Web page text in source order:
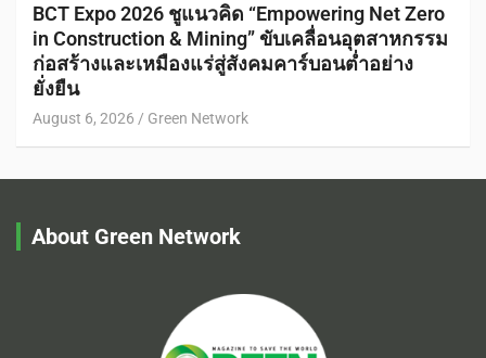
BCT Expo 2026 ชูแนวคิด “Empowering Net Zero
in Construction & Mining” ขับเคลื่อนอุตสาหกรรม
ก่อสร้างและเหมืองแร่สู่สังคมคาร์บอนต่ำอย่าง
ยั่งยืน
August 6, 2026 Green Network
About Green Network